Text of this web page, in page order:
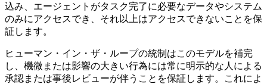
込み、エージェントがタスク完了に必要なデータやシステム
のみにアクセスでき、それ以上はアクセスできないことを保
証します。
ヒューマン・イン・ザ・ループの統制はこのモデルを補完
し、機微または影響の大きい行為には常に明示的な人による
承認または事後レビューが伴うことを保証します。これによ